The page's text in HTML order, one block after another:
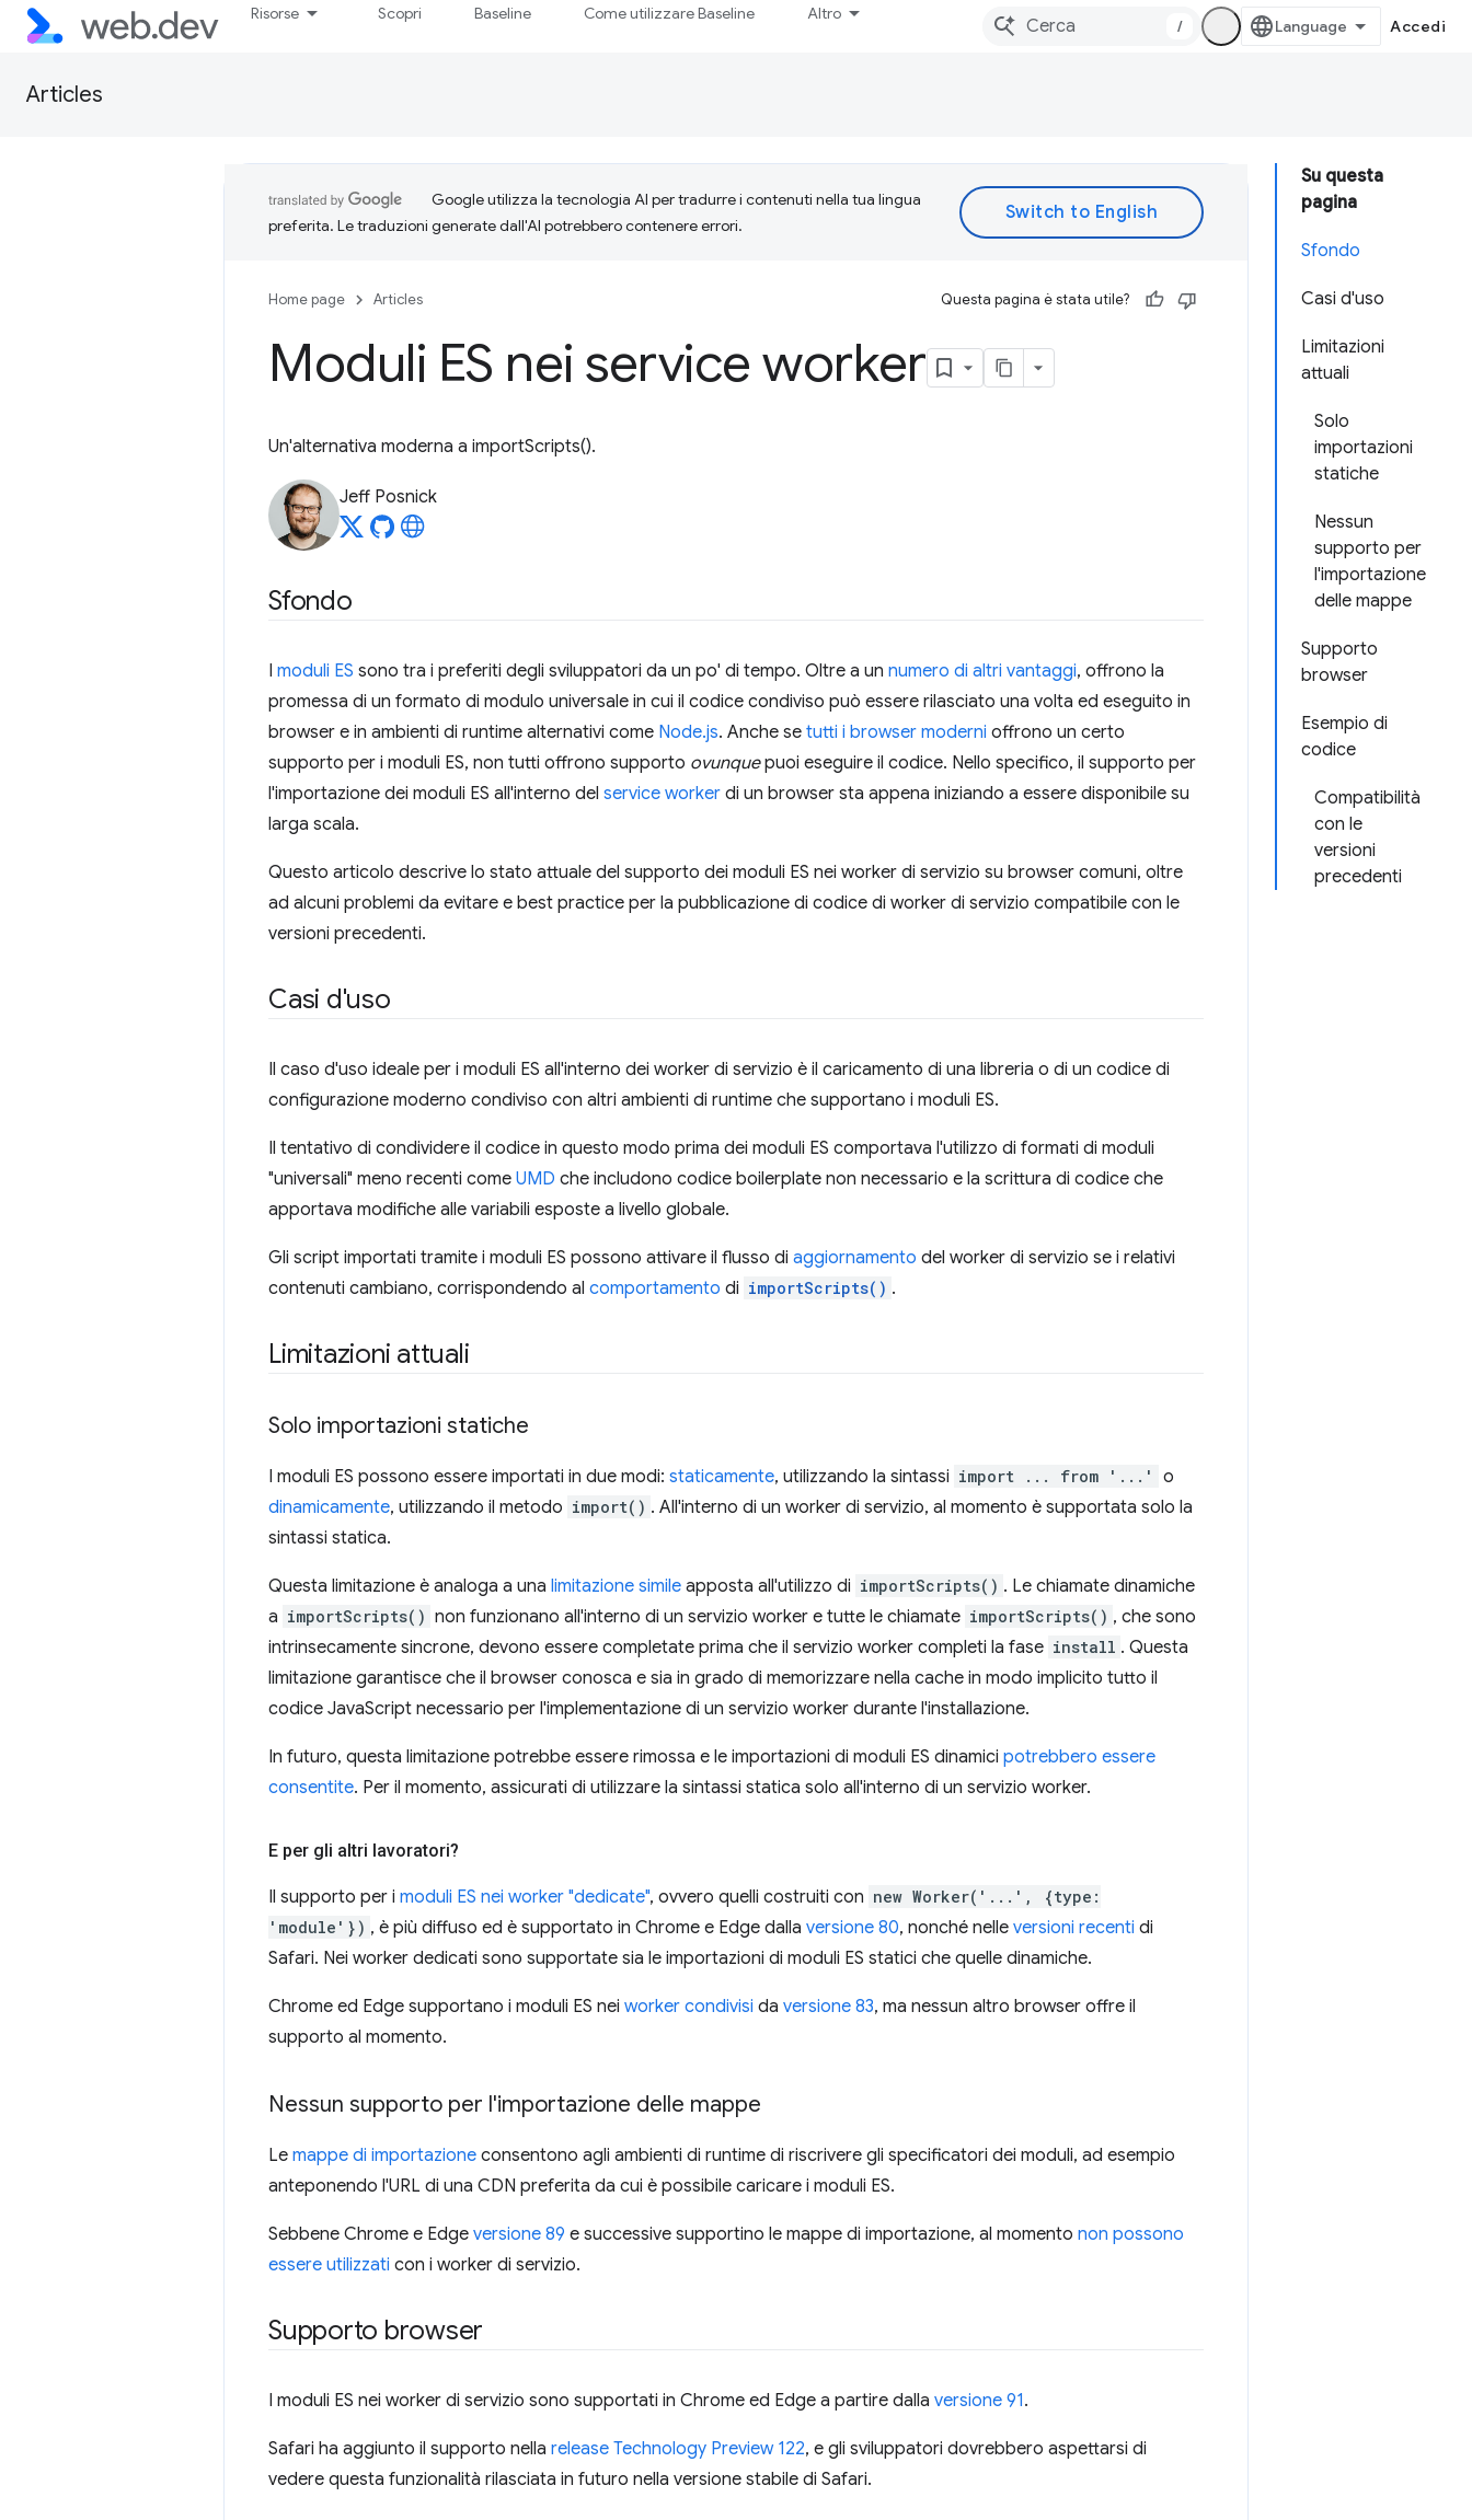
Risorse Scopri Baseline Come utilizzare Baseline Altro
/ Accedi
Articles
Su questa
pagina
Sfondo
Casi d'uso
Limitazioni
attuali
Solo
importazioni
statiche
Nessun
supporto per
l'importazione
delle mappe
Supporto
browser
Esempio di
codice
Compatibilità
con le
versioni
precedenti
Google utilizza la tecnologia AI per tradurre i contenuti nella tua lingua
preferita. Le traduzioni generate dall'AI potrebbero contenere errori.
Home page Articles Questa pagina è stata utile?
Moduli ES nei service worker
Un'alternativa moderna a importScripts().
Jeff Posnick
Sfondo
I moduli ES sono tra i preferiti degli sviluppatori da un po' di tempo. Oltre a un numero di altri vantaggi, offrono la
promessa di un formato di modulo universale in cui il codice condiviso può essere rilasciato una volta ed eseguito in
browser e in ambienti di runtime alternativi come Node.js. Anche se tutti i browser moderni offrono un certo
supporto per i moduli ES, non tutti offrono supporto ovunquepuoi eseguire il codice. Nello specifico, il supporto per
l'importazione dei moduli ES all'interno del service worker di un browser sta appena iniziando a essere disponibile su
larga scala.
Questo articolo descrive lo stato attuale del supporto dei moduli ES nei worker di servizio su browser comuni, oltre
ad alcuni problemi da evitare e best practice per la pubblicazione di codice di worker di servizio compatibile con le
versioni precedenti.
Casi d'uso
Il caso d'uso ideale per i moduli ES all'interno dei worker di servizio è il caricamento di una libreria o di un codice di
configurazione moderno condiviso con altri ambienti di runtime che supportano i moduli ES.
Il tentativo di condividere il codice in questo modo prima dei moduli ES comportava l'utilizzo di formati di moduli
"universali" meno recenti come UMD che includono codice boilerplate non necessario e la scrittura di codice che
apportava modifiche alle variabili esposte a livello globale.
Gli script importati tramite i moduli ES possono attivare il flusso di aggiornamento del worker di servizio se i relativi
contenuti cambiano, corrispondendo al comportamento di importScripts() .
Limitazioni attuali
Solo importazioni statiche
I moduli ES possono essere importati in due modi: staticamente, utilizzando la sintassi import ... from '...'
o
dinamicamente, utilizzando il metodo import() . All'interno di un worker di servizio, al momento è supportata solo la
sintassi statica.
Questa limitazione è analoga a una limitazione simile apposta all'utilizzo di importScripts() . Le chiamate dinamiche
a importScripts() non funzionano all'interno di un servizio worker e tutte le chiamate importScripts() , che sono
intrinsecamente sincrone, devono essere completate prima che il servizio worker completi la fase install . Questa
limitazione garantisce che il browser conosca e sia in grado di memorizzare nella cache in modo implicito tutto il
codice JavaScript necessario per l'implementazione di un servizio worker durante l'installazione.
In futuro, questa limitazione potrebbe essere rimossa e le importazioni di moduli ES dinamici potrebbero essere
consentite. Per il momento, assicurati di utilizzare la sintassi statica solo all'interno di un servizio worker.
E per gli altri lavoratori?
Il supporto per i moduli ES nei worker "dedicate", ovvero quelli costruiti con new Worker('...', {type:
'module'}) , è più diffuso ed è supportato in Chrome e Edge dalla versione 80, nonché nelle versioni recenti di
Safari. Nei worker dedicati sono supportate sia le importazioni di moduli ES statici che quelle dinamiche.
Chrome ed Edge supportano i moduli ES nei worker condivisi da versione 83, ma nessun altro browser offre il
supporto al momento.
Nessun supporto per l'importazione delle mappe
Le mappe di importazione consentono agli ambienti di runtime di riscrivere gli specificatori dei moduli, ad esempio
anteponendo l'URL di una CDN preferita da cui è possibile caricare i moduli ES.
Sebbene Chrome e Edge versione 89 e successive supportino le mappe di importazione, al momento non possono
essere utilizzati con i worker di servizio.
Supporto browser
I moduli ES nei worker di servizio sono supportati in Chrome ed Edge a partire dalla versione 91.
Safari ha aggiunto il supporto nella release Technology Preview 122, e gli sviluppatori dovrebbero aspettarsi di
vedere questa funzionalità rilasciata in futuro nella versione stabile di Safari.